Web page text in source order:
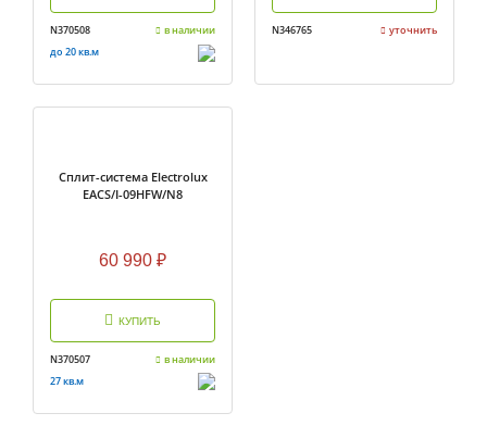
N370508
в наличии
до 20 кв.м
N346765 уточнить
Cплит-система Electrolux
EACS/I-09HFW/N8
60 990 ₽
КУПИТЬ
N370507
в наличии
27 кв.м